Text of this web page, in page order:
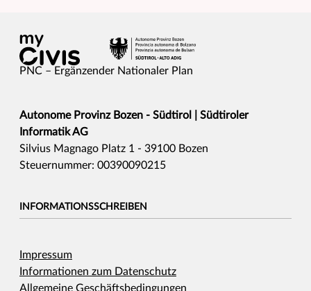
PNC – Ergänzender Nationaler Plan
Autonome Provinz Bozen - Südtirol | Südtiroler
Informatik AG
Silvius Magnago Platz 1 - 39100 Bozen
Steuernummer: 00390090215
INFORMATIONSSCHREIBEN
Impressum
Informationen zum Datenschutz
Allgemeine Geschäftsbedingungen